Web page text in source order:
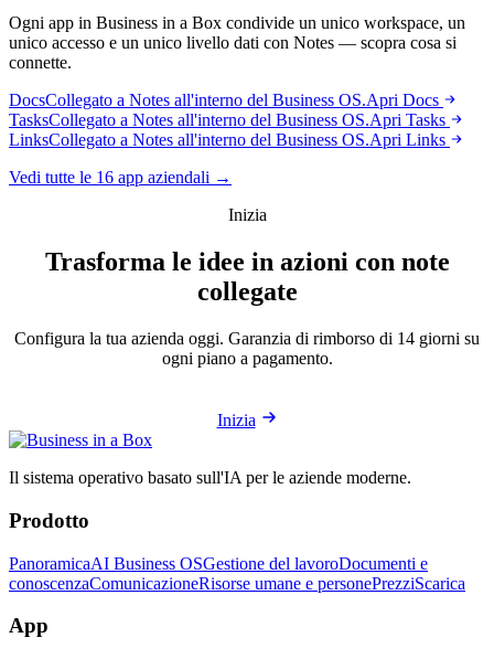
Ogni app in Business in a Box condivide un unico workspace, un
unico accesso e un unico livello dati con Notes — scopra cosa si
connette.
DocsCollegato a Notes all'interno del Business OS.Apri Docs
TasksCollegato a Notes all'interno del Business OS.Apri Tasks
LinksCollegato a Notes all'interno del Business OS.Apri Links
Vedi tutte le 16 app aziendali →
Inizia
Trasforma le idee in azioni con note
collegate
Configura la tua azienda oggi. Garanzia di rimborso di 14 giorni su
ogni piano a pagamento.
Inizia
Il sistema operativo basato sull'IA per le aziende moderne.
Prodotto
PanoramicaAI Business OSGestione del lavoroDocumenti e
conoscenzaComunicazioneRisorse umane e personePrezziScarica
App